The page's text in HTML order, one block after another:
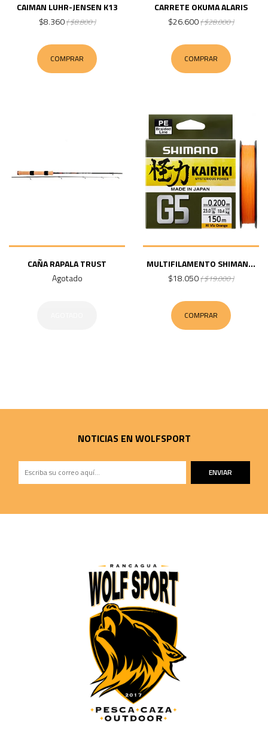
CAIMAN LUHR-JENSEN K13
$8.360( $8.800 )
COMPRAR
CARRETE OKUMA ALARIS
$26.600( $28.000 )
COMPRAR
CAÑA RAPALA TRUST
Agotado
MULTIFILAMENTO SHIMAN...
$18.050( $19.000 )
COMPRAR
NOTICIAS EN WOLFSPORT
ENVIAR